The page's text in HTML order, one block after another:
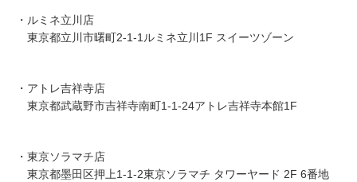
・ルミネ立川店
東京都立川市曙町2-1-1ルミネ立川1F スイーツゾーン
・アトレ吉祥寺店
東京都武蔵野市吉祥寺南町1-1-24アトレ吉祥寺本館1F
・東京ソラマチ店
東京都墨田区押上1-1-2東京ソラマチ タワーヤード 2F 6番地